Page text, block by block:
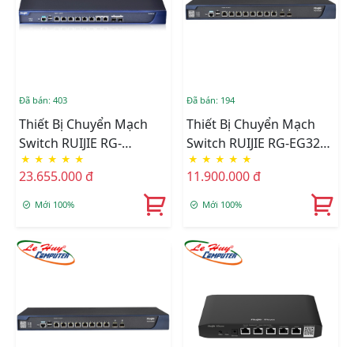
Đã bán: 403
Thiết Bị Chuyển Mạch
Switch RUIJIE RG-
WS6008
★ ★ ★ ★ ★
23.655.000 đ
Mới 100%
Đã bán: 194
Thiết Bị Chuyển Mạch
Switch RUIJIE RG-EG3230
10-Port Gigabit Cloud
★ ★ ★ ★ ★
11.900.000 đ
Mới 100%